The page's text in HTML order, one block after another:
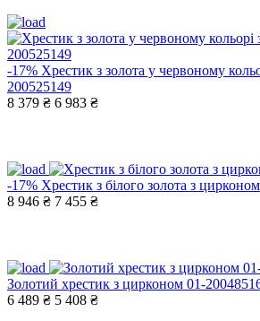
-17% Хрестик з золота у червоному
200525149
8 379 ₴ 6 983 ₴
-17% Хрестик з білого золота з
8 946 ₴ 7 455 ₴
Золотий хрестик з цирконом 01-
6 489 ₴ 5 408 ₴